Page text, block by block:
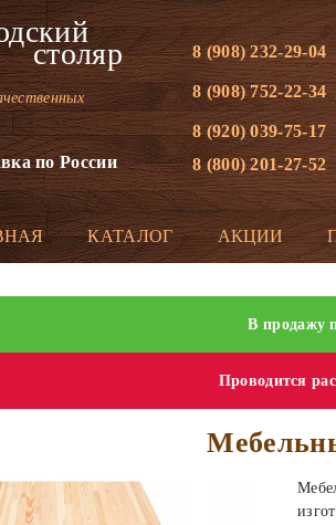
столяр
по России
8 (908) 232-29-04
8 (908) 752-22-34
8 (920) 039-75-17
8 (800) 201-27-52
КАТАЛОГ АКЦИИ
В продажу
Проводится